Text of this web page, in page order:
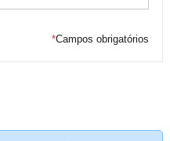
*Campos obrigatórios